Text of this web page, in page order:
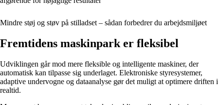
Mindre støj og støv på stilladset – sådan forbedrer du arbejdsmiljøet
Fremtidens maskinpark er fleksibel
Udviklingen går mod mere fleksible og intelligente maskiner, der
automatisk kan tilpasse sig underlaget. Elektroniske styresystemer,
adaptive undervogne og dataanalyse gør det muligt at optimere driften i
realtid.